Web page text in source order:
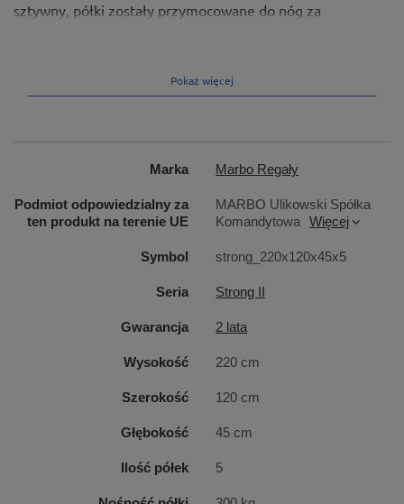
sztywny, półki zostały przymocowane do nóg za
Pokaż więcej
Marka Marbo Regały
Podmiot odpowiedzialny za
ten produkt na terenie UE
MARBO Ulikowski Spółka
Komandytowa
Więcej
Symbol strong_220x120x45x5
Seria Strong II
Gwarancja 2 lata
Wysokość 220 cm
Szerokość 120 cm
Głębokość 45 cm
Ilość półek 5